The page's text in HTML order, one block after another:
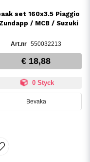
set 160x3.5 Piaggio
/ MCB / Suzuki
550032213
€ 18,88
0 Styck
Bevaka